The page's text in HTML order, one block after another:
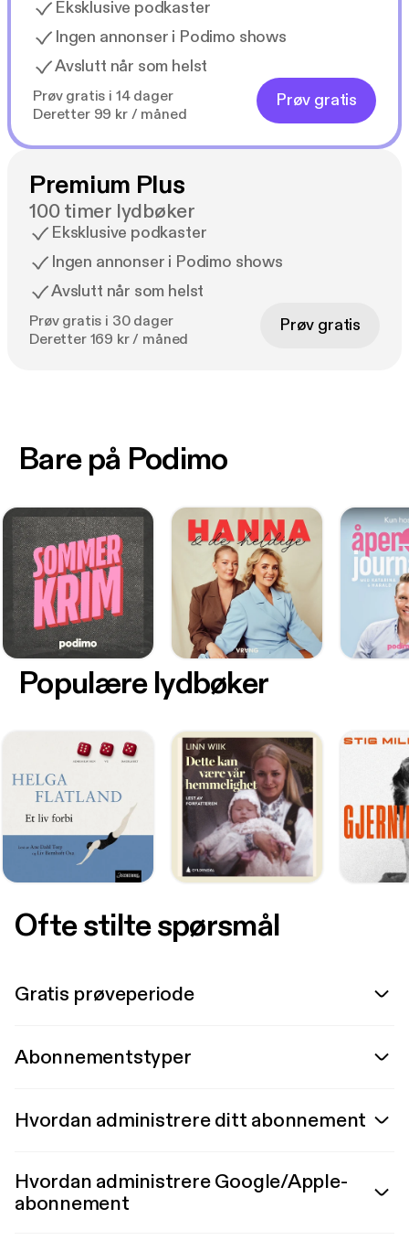
Eksklusive podkaster
Ingen annonser i Podimo shows
Avslutt når som helst
Prøv gratis i 14 dager
Deretter 99 kr / måned
Prøv gratis
Premium Plus
100 timer lydbøker
Eksklusive podkaster
Ingen annonser i Podimo shows
Avslutt når som helst
Prøv gratis i 30 dager
Deretter 169 kr / måned
Prøv gratis
Bare på Podimo
Populære lydbøker
Ofte stilte spørsmål
Gratis prøveperiode
Abonnementstyper
Hvordan administrere ditt abonnement
Hvordan administrere Google/Apple-
abonnement